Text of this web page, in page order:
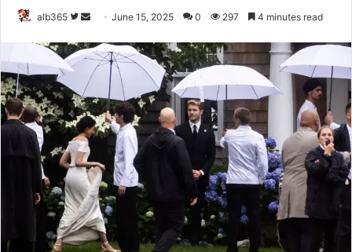
alb365
Follow
Twitter
Send
email
June 15, 2025 0 297 4 minutes read